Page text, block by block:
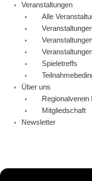
Veranstaltungen
Alle
Spieletreffs
Über uns
Regionalverein
Mitgliedschaft
Newsletter